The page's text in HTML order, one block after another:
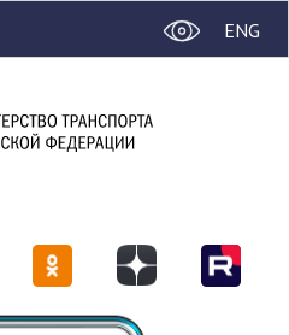
ENG